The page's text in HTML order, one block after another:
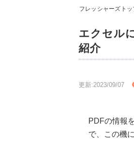
フレッシャーズトッ
エクセル
紹介
更新:2023/09/07
PDFの情報
で、この機